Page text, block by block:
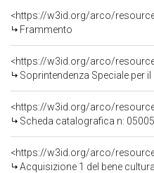
<https://w3id.org/arco/
Frammento
<https://w3id.org/arco/
Soprintendenza Speciale per
<https://w3id.org/arco/
Scheda catalografica n:
<https://w3id.org/arco/
Acquisizione 1 del bene